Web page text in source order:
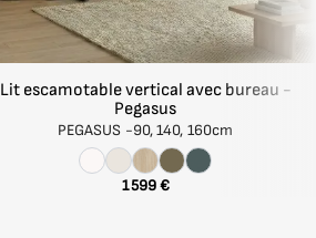
Lit escamotable vertical avec bureau -
Pegasus
PEGASUS -90, 140, 160cm
1 599 €